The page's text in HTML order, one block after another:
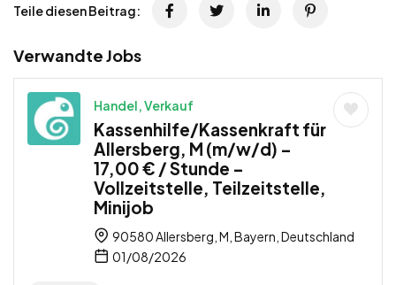
Teile diesen Beitrag:
Verwandte Jobs
Handel, Verkauf
Kassenhilfe/Kassenkraft für
Allersberg, M (m/w/d) –
17,00 € / Stunde –
Vollzeitstelle, Teilzeitstelle,
Minijob
90580 Allersberg, M, Bayern, Deutschland
01/08/2026